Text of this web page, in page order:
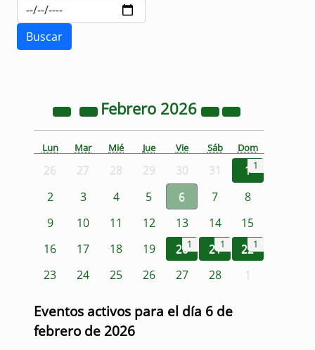
Febrero 2026
Lun Mar Mié Jue Vie Sáb Dom
26 27 28 29 30 31 1 1
2 3 4 5 6 7
8
9
10 11 12 13 14
15
16
17 18 19 201 211 221
23 24 25 26 27 28 1
Eventos activos para el día 6 de
febrero de 2026